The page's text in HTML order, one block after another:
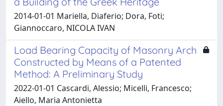
2014-01-01 Mariella, Diaferio; Dora, Foti;
Giannoccaro, NICOLA IVAN
Load Bearing Capacity of Masonry Arch
Constructed by Means of a Patented
Method: A Preliminary Study
2022-01-01 Cascardi, Alessio; Micelli, Francesco;
Aiello, Maria Antonietta